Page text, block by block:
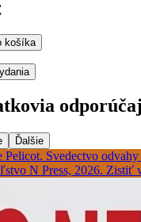
košíka
Ďalšie